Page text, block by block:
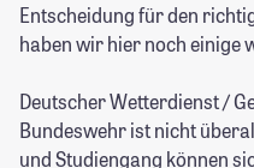
Entscheidung für den
haben wir hier noch einige
Deutscher Wetterdienst /
Bundeswehr ist nicht
und Studiengang können